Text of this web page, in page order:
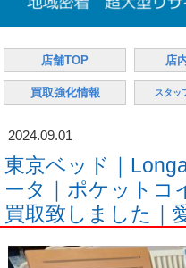
店舗TOP 店
買取強化情報 スタッ
2024.09.01
東京ベッド｜
ータ｜ポケットコ
買取致しました｜